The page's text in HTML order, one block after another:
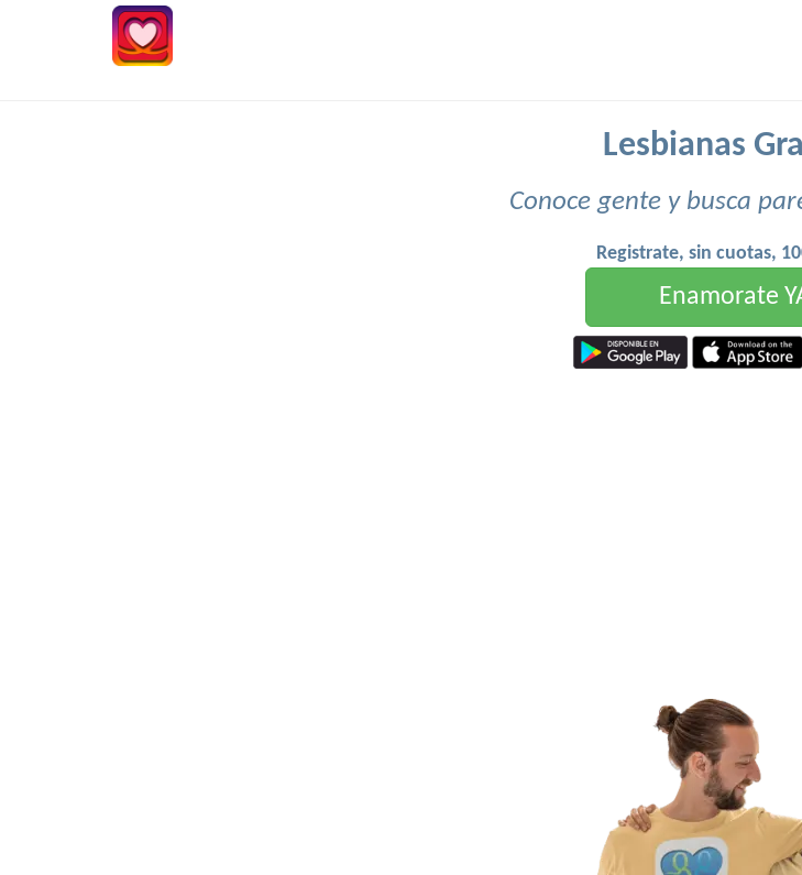
Lesbianas
Conoce gente y busca
Registrate, sin cuotas,
Enamorate